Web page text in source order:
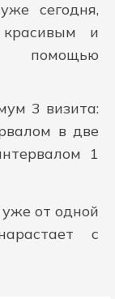
сегодня,
и
3 визита:
в две
1
от одной
с